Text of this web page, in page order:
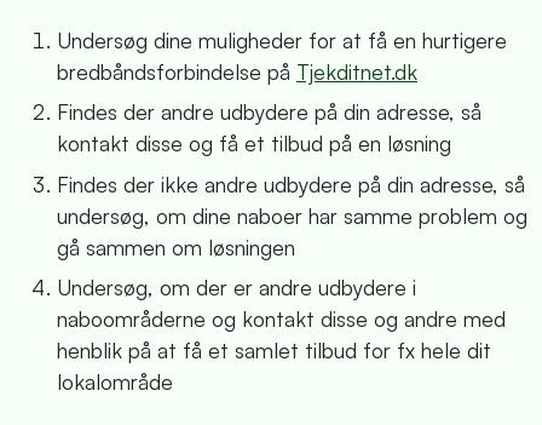
Undersøg dine muligheder for at få en hurtigere
bredbåndsforbindelse på Tjekditnet.dk
Findes der andre udbydere på din adresse, så
kontakt disse og få et tilbud på en løsning
Findes der ikke andre udbydere på din adresse, så
undersøg, om dine naboer har samme problem og
gå sammen om løsningen
Undersøg, om der er andre udbydere i
naboområderne og kontakt disse og an­dre med
henblik på at få et samlet tilbud for fx hele dit
lokalområde